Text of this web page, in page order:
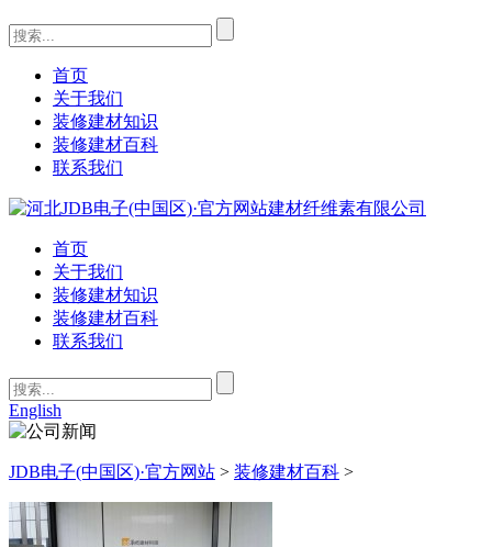
首页
关于我们
装修建材知识
装修建材百科
联系我们
首页
关于我们
装修建材知识
装修建材百科
联系我们
English
JDB电子(中国区)·官方网站 > 装修建材百科 >